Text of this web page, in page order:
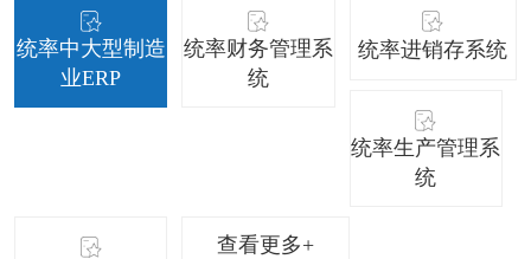
统率中大型制造
业ERP
统率财务管理系
统
统率进销存系统
统率生产管理系
统
查看更多+